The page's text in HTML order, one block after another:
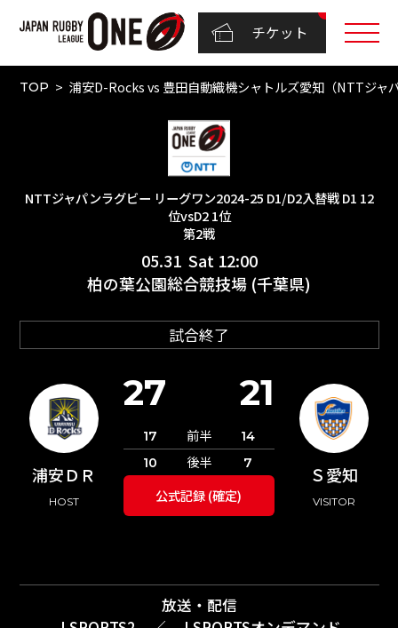
チケット
TOP 浦安D-Rocks vs 豊田自動織機シャトルズ愛知（NTTジ
NTTジャパンラグビー リーグワン2024-25 D1/D2入替戦 D1 12
位vsD2 1位
第2戦
05.31 Sat 12:00
柏の葉公園総合競技場 (千葉県)
試合終了
浦安ＤＲ
HOST
Ｓ愛知
VISITOR
27 21
17 前半
14
10
後半 7
公式記録 (確定)
放送・配信